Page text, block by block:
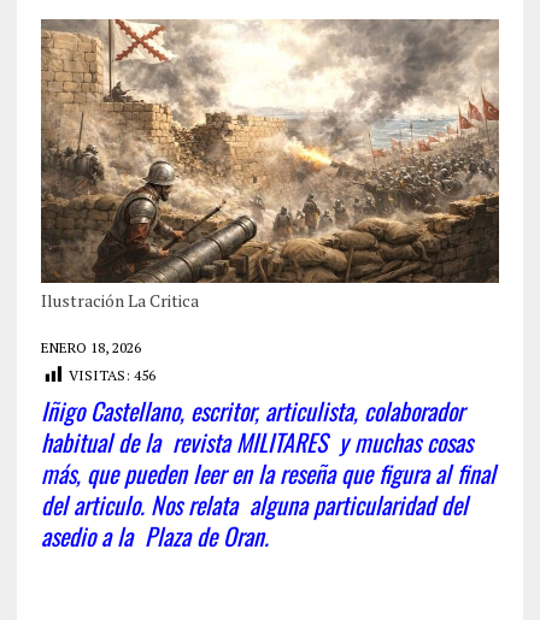
Ilustración La Critica
ENERO 18, 2026
VISITAS: 456
Iñigo Castellano, escritor, articulista, colaborador
habitual de la revista MILITARES y muchas cosas
más, que pueden leer en la reseña que figura al final
del articulo. Nos relata alguna particularidad del
asedio a la Plaza de Oran.